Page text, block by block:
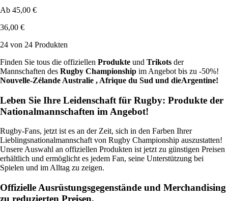
Ab 45,00 €
36,00 €
24 von 24 Produkten
Finden Sie tous die offiziellen Produkte und Trikots der
Mannschaften des Rugby Championship im Angebot bis zu -50%!
Nouvelle-Zélande Australie , Afrique du Sud und dieArgentine!
Leben Sie Ihre Leidenschaft für Rugby: Produkte der
Nationalmannschaften im Angebot!
Rugby-Fans, jetzt ist es an der Zeit, sich in den Farben Ihrer
Lieblingsnationalmannschaft von Rugby Championship auszustatten!
Unsere Auswahl an offiziellen Produkten ist jetzt zu günstigen Preisen
erhältlich und ermöglicht es jedem Fan, seine Unterstützung bei
Spielen und im Alltag zu zeigen.
Offizielle Ausrüstungsgegenstände und Merchandising
zu reduzierten Preisen.